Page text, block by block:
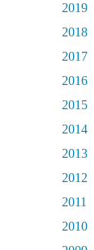
2019
2018
2017
2016
2015
2014
2013
2012
2011
2010